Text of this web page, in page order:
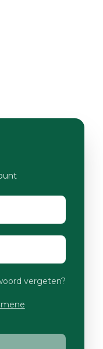
vergeten?